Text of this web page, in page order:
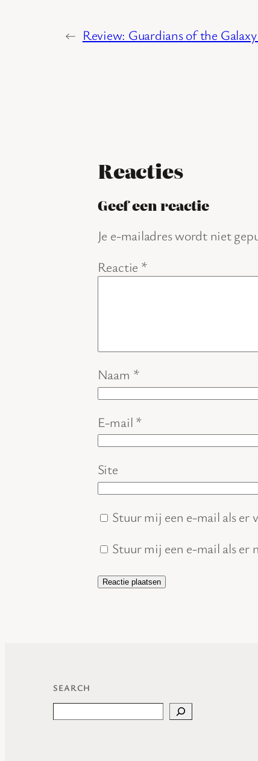
← Review: Guardians of the
Reacties
Geef een reactie
Je e-mailadres wordt niet
Reactie *
Naam *
E-mail *
Site
Stuur mij een e-mail als er
Stuur mij een e-mail als er
SEARCH